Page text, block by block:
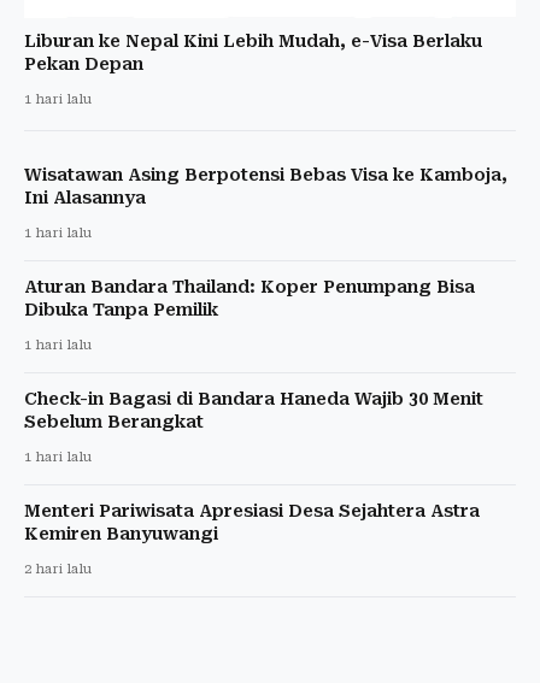
Liburan ke Nepal Kini Lebih Mudah, e-Visa Berlaku
Pekan Depan
1 hari lalu
Wisatawan Asing Berpotensi Bebas Visa ke Kamboja,
Ini Alasannya
1 hari lalu
Aturan Bandara Thailand: Koper Penumpang Bisa
Dibuka Tanpa Pemilik
1 hari lalu
Check-in Bagasi di Bandara Haneda Wajib 30 Menit
Sebelum Berangkat
1 hari lalu
Menteri Pariwisata Apresiasi Desa Sejahtera Astra
Kemiren Banyuwangi
2 hari lalu